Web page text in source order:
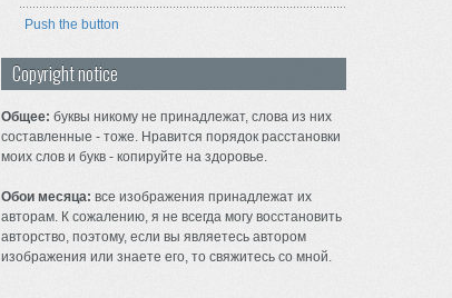
Push the button
Copyright notice
Общее: буквы никому не принадлежат, слова из них
составленные - тоже. Нравится порядок расстановки
моих слов и букв - копируйте на здоровье.
Обои месяца: все изображения принадлежат их
авторам. К сожалению, я не всегда могу восстановить
авторство, поэтому, если вы являетесь автором
изображения или знаете его, то свяжитесь со мной.